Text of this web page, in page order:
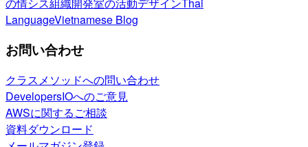
LanguageVietnamese Blog
お問い合わせ
クラスメソッドへの問い合わせ
DevelopersIOへのご意見
AWSに関するご相談
資料ダウンロード